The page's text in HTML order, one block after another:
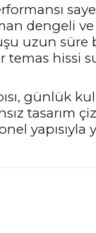
dengeli
uzun süre
hissi
günlük
tasarım
yapısıyla